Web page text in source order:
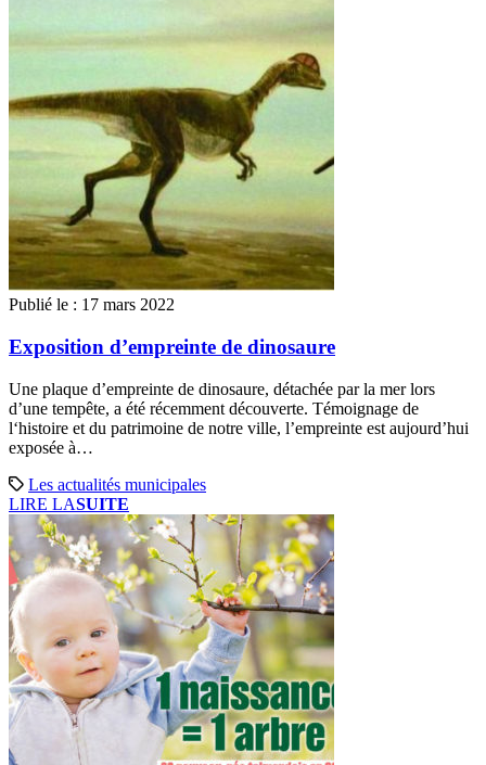
Publié le : 17 mars 2022
Exposition d’empreinte de dinosaure
Une plaque d’empreinte de dinosaure, détachée par la mer lors
d’une tempête, a été récemment découverte. Témoignage de
l‘histoire et du patrimoine de notre ville, l’empreinte est aujourd’hui
exposée à…
Les actualités municipales
LIRE LASUITE